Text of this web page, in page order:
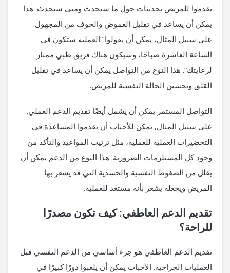
يقدموا للمريض تحديثات حول ما سيحدث ومتى سيحدث. هذا
يمكن أن يساعد في تقليل الغموض والخوف من المجهول.
على سبيل المثال، يمكن أن يقولوا “العملية ستكون في
الساعة العاشرة صباحًا، وسيكون هناك فريق طبي ممتاز
لرعايتك”. هذا النوع من التواصل يمكن أن يساعد في تقليل
القلق وتحسين الحالة النفسية للمريض.
التواصل المستمر يمكن أن يشمل أيضًا تقديم الدعم العملي.
على سبيل المثال, يمكن للأحباب أن يقدموا المساعدة في
التحضيرات العملية للعملية، مثل ترتيب المواعيد والتأكد من
وجود كل المستلزمات الضرورية. هذا النوع من الدعم يمكن أن
يقلل من الضغوط النفسية والجسدية التي قد يشعر بها
المريض ويجعله يشعر بأنه مستعد للعملية.
تقديم الدعم العاطفي: كيف تكون مصدرًا
للراحة؟
تقديم الدعم العاطفي هو جزء أساسي من الدعم النفسي قبل
العمليات الجراحية. الأحباب يمكن أن يلعبوا دورًا كبيرًا في